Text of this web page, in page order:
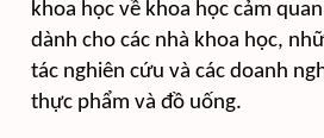
khoa học về khoa học cảm
dành cho các nhà khoa học,
tác nghiên cứu và các doanh
thực phẩm và đồ uống.